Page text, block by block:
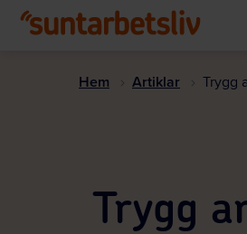
Hem Artiklar Trygg
Trygg